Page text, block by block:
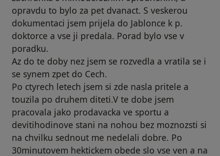
opravdu to bylo za pet dvanact. S veskerou
dokumentaci jsem prijela do Jablonce k p.
doktorce a vse ji predala. Porad bylo vse v
poradku.
Az do te doby nez jsem se rozvedla a vratila se i
se synem zpet do Cech.
Po ctyrech letech jsem si zde nasla pritele a
touzila po druhem diteti.V te dobe jsem
pracovala jako prodavacka ve sportu a
devitihodinove stani na nohou bez moznozsti si
na chvilku sednout me nedelali dobre. Po
30minutovem hektickem obede slo vse ven a na